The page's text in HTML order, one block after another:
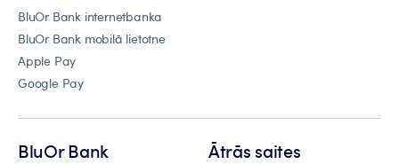
BluOr Bank internetbanka
BluOr Bank mobilā lietotne
Apple Pay
Google Pay
BluOr Bank Ātrās saites